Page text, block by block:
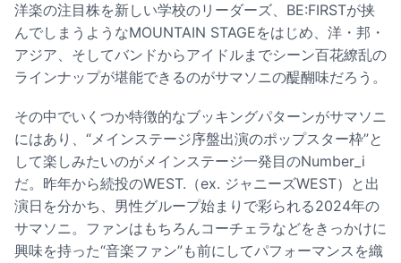
洋楽の注目株を新しい学校のリーダーズ、BE:FIRSTが挟
んでしまうようなMOUNTAIN STAGEをはじめ、洋・邦・
アジア、そしてバンドからアイドルまでシーン百花繚乱の
ラインナップが堪能できるのがサマソニの醍醐味だろう。
その中でいくつか特徴的なブッキングパターンがサマソニ
にはあり、“メインステージ序盤出演のポップスター枠”と
して楽しみたいのがメインステージ一発目のNumber_i
だ。昨年から続投のWEST.（ex. ジャニーズWEST）と出
演日を分かち、男性グループ始まりで彩られる2024年の
サマソニ。ファンはもちろんコーチェラなどをきっかけに
興味を持った“音楽ファン”も前にしてパフォーマンスを織